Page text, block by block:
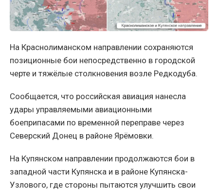
На Краснолиманском направлении сохраняются
позиционные бои непосредственно в городской
черте и тяжёлые столкновения возле Редкодуба.
Сообщается, что российская авиация нанесла
удары управляемыми авиационными
боеприпасами по временной переправе через
Северский Донец в районе Ярёмовки.
На Купянском направлении продолжаются бои в
западной части Купянска и в районе Купянска-
Узлового, где стороны пытаются улучшить свои